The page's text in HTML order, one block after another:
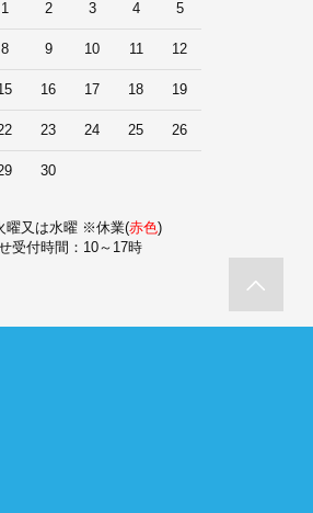
1 2 3 4 5
8 9 10 11 12
16 17 18 19
23 24 25 26
30
曜又は水曜 ※休業(赤色)
受付時間：10～17時